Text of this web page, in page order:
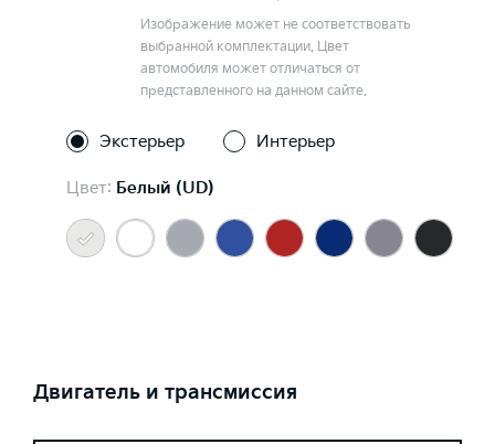
Изображение может не соответствовать
выбранной комплектации. Цвет
автомобиля может отличаться от
представленного на данном сайте.
Экстерьер Интерьер
Цвет: Белый (UD)
Двигатель и трансмиссия